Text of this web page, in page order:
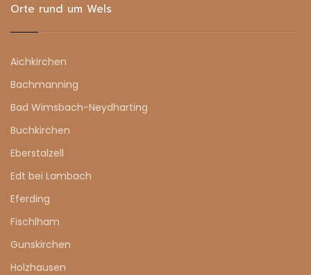
Orte rund um Wels
Aichkirchen
Bachmanning
Bad Wimsbach-Neydharting
Buchkirchen
Eberstalzell
Edt bei Lambach
Eferding
Fischlham
Gunskirchen
Holzhausen